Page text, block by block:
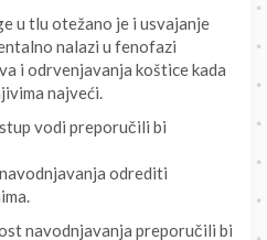
u tlu otežano je i usvajanje
nalazi u fenofazi
i odrvenjavanja koštice kada
najveći.
vodi preporučili bi
odrediti
navodnjavanja preporučili bi